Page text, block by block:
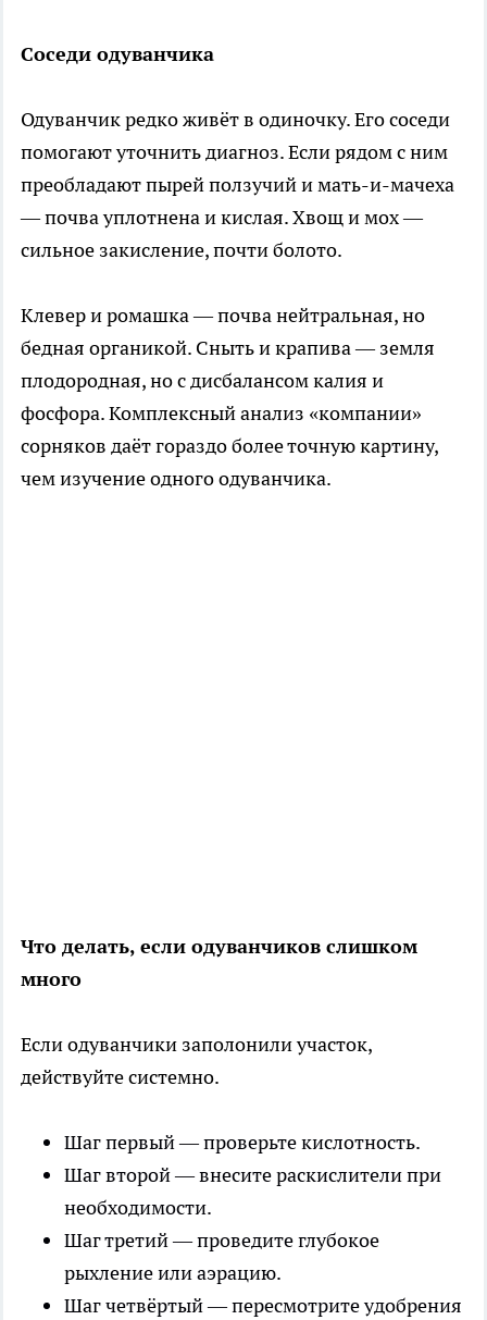
Соседи одуванчика
Одуванчик редко живёт в одиночку. Его соседи
помогают уточнить диагноз. Если рядом с ним
преобладают пырей ползучий и мать-и-мачеха
— почва уплотнена и кислая. Хвощ и мох —
сильное закисление, почти болото.
Клевер и ромашка — почва нейтральная, но
бедная органикой. Сныть и крапива — земля
плодородная, но с дисбалансом калия и
фосфора. Комплексный анализ «компании»
сорняков даёт гораздо более точную картину,
чем изучение одного одуванчика.
Что делать, если одуванчиков слишком
много
Если одуванчики заполонили участок,
действуйте системно.
Шаг первый — проверьте кислотность.
Шаг второй — внесите раскислители при
необходимости.
Шаг третий — проведите глубокое
рыхление или аэрацию.
Шаг четвёртый — пересмотрите удобрения